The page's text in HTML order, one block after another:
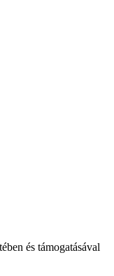
és támogatásával